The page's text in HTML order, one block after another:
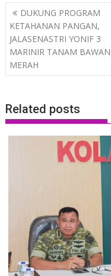
Post
navigation
DUKUNG PROGRAM
KETAHANAN PANGAN,
JALASENASTRI YONIF 3
MARINIR TANAM
MERAH
Related posts